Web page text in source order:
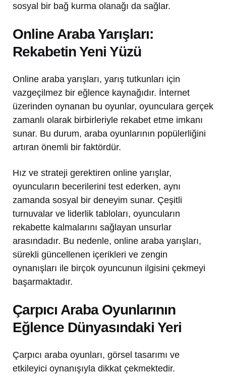
sosyal bir bağ kurma olanağı da sağlar.
Online Araba Yarışları:
Rekabetin Yeni Yüzü
Online araba yarışları, yarış tutkunları için
vazgeçilmez bir eğlence kaynağıdır. İnternet
üzerinden oynanan bu oyunlar, oyunculara gerçek
zamanlı olarak birbirleriyle rekabet etme imkanı
sunar. Bu durum, araba oyunlarının popülerliğini
artıran önemli bir faktördür.
Hız ve strateji gerektiren online yarışlar,
oyuncuların becerilerini test ederken, aynı
zamanda sosyal bir deneyim sunar. Çeşitli
turnuvalar ve liderlik tabloları, oyuncuların
rekabette kalmalarını sağlayan unsurlar
arasındadır. Bu nedenle, online araba yarışları,
sürekli güncellenen içerikleri ve zengin
oynanışları ile birçok oyuncunun ilgisini çekmeyi
başarmaktadır.
Çarpıcı Araba Oyunlarının
Eğlence Dünyasındaki Yeri
Çarpıcı araba oyunları, görsel tasarımı ve
etkileyici oynanışıyla dikkat çekmektedir.